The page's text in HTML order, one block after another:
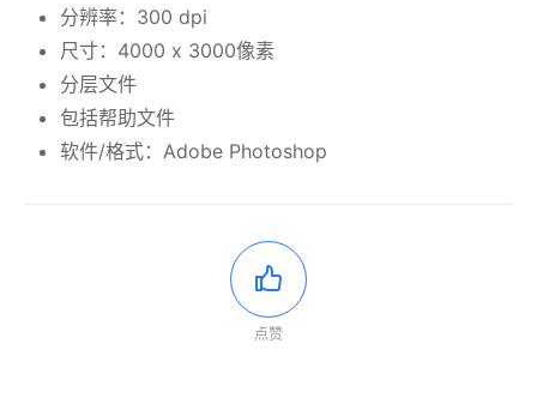
分辨率：300 dpi
尺寸：4000 x 3000像素
分层文件
包括帮助文件
软件/格式：Adobe Photoshop
点赞